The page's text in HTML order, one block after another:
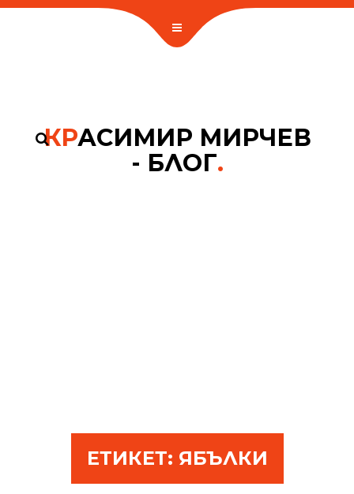
КРАСИМИР МИРЧЕВ
- БЛОГ.
ЕТИКЕТ: ЯБЪЛКИ